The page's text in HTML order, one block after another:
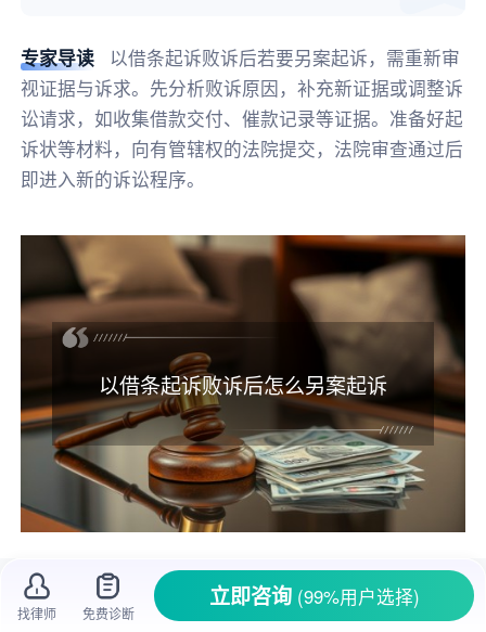
专家导读
以借条起诉败诉后若要另案起诉，需重新审
视证据与诉求。先分析败诉原因，补充新证据或调整诉
讼请求，如收集借款交付、催款记录等证据。准备好起
诉状等材料，向有管辖权的法院提交，法院审查通过后
即进入新的诉讼程序。
以借条起诉败诉后怎么另案起诉
在生活里，借钱打借条是很常见的事儿，大
家都觉得有借条在，万一对方不还钱，去法院起
找律师 免费诊断
立即咨询 (99%用户选择)